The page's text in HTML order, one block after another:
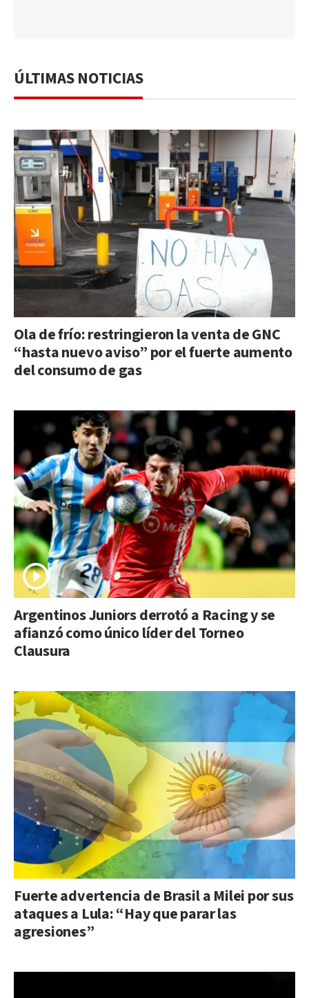
ÚLTIMAS NOTICIAS
Ola de frío: restringieron la venta de GNC
“hasta nuevo aviso” por el fuerte aumento
del consumo de gas
Argentinos Juniors derrotó a Racing y se
afianzó como único líder del Torneo
Clausura
Fuerte advertencia de Brasil a Milei por sus
ataques a Lula: “Hay que parar las
agresiones”